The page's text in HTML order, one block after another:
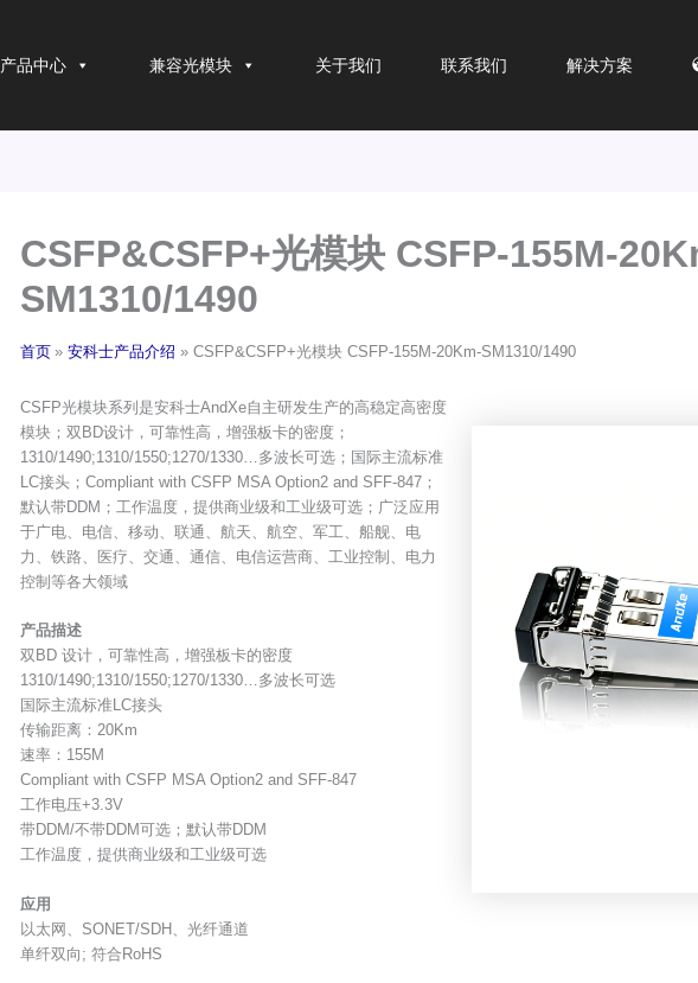
产品中心 兼容光模块 关于我们 联系我们 解决方案
CSFP&CSFP+光模块 CSFP-155M-
SM1310/1490
首页 安科士产品介绍 CSFP&CSFP+光模块 CSFP-155M-20Km-SM1310/1490
CSFP光模块系列是安科士AndXe自主研发生产的高稳定高密度
模块；双BD设计，可靠性高，增强板卡的密度；
1310/1490;1310/1550;1270/1330…多波长可选；国际主流标准
LC接头；Compliant with CSFP MSA Option2 and SFF-847；
默认带DDM；工作温度，提供商业级和工业级可选；广泛应用
于广电、电信、移动、联通、航天、航空、军工、船舰、电
力、铁路、医疗、交通、通信、电信运营商、工业控制、电力
控制等各大领域
产品描述
双BD 设计，可靠性高，增强板卡的密度
1310/1490;1310/1550;1270/1330…多波长可选
国际主流标准LC接头
传输距离：20Km
速率：155M
Compliant with CSFP MSA Option2 and SFF-847
工作电压+3.3V
带DDM/不带DDM可选；默认带DDM
工作温度，提供商业级和工业级可选
应用
以太网、SONET/SDH、光纤通道
单纤双向; 符合RoHS